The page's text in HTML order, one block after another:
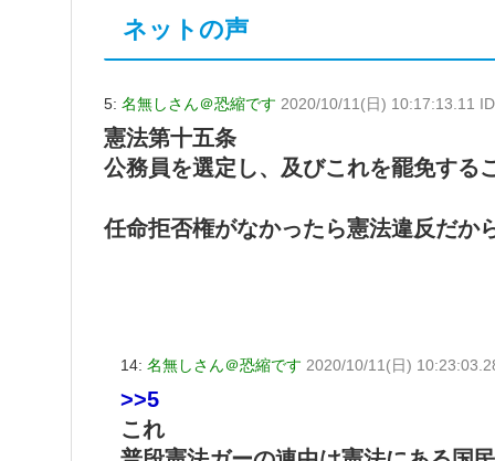
ネットの声
5: 名無しさん＠恐縮です 2020/10/11(日) 10:17:13.11
憲法第十五条
公務員を選定し、及びこれを罷免する
任命拒否権がなかったら憲法違反だか
14: 名無しさん＠恐縮です 2020/10/11(日)
>>5
これ